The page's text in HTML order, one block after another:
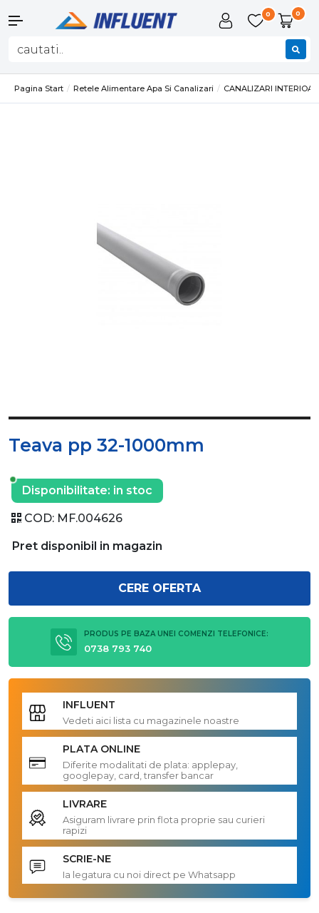
0 0
Pagina Start Retele Alimentare Apa Si Canalizari CANALIZARI
Teava pp 32-1000mm
Disponibilitate: in stoc
COD: MF.004626
Pret disponibil in magazin
CERE OFERTA
PRODUS PE BAZA UNEI COMENZI TELEFONICE:
0738 793 740
INFLUENT
Vedeti aici lista cu magazinele noastre
PLATA ONLINE
Diferite modalitati de plata: applepay,
googlepay, card, transfer bancar
LIVRARE
Asiguram livrare prin flota proprie sau curieri
rapizi
SCRIE-NE
Ia legatura cu noi direct pe Whatsapp